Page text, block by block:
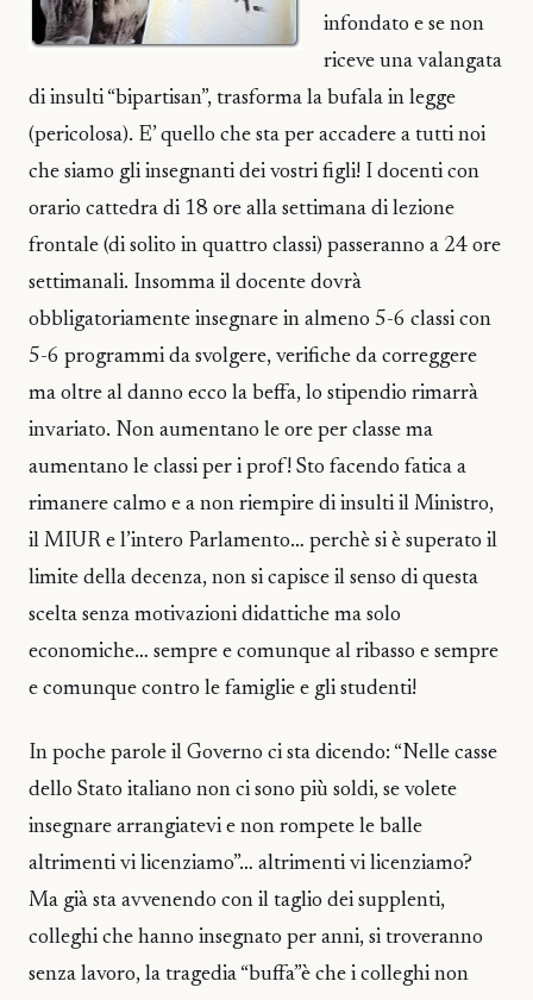
infondato e se non
riceve una valangata
di insulti “bipartisan”, trasforma la bufala in legge
(pericolosa). E’ quello che sta per accadere a tutti noi
che siamo gli insegnanti dei vostri figli! I docenti con
orario cattedra di 18 ore alla settimana di lezione
frontale (di solito in quattro classi) passeranno a 24 ore
settimanali. Insomma il docente dovrà
obbligatoriamente insegnare in almeno 5-6 classi con
5-6 programmi da svolgere, verifiche da correggere
ma oltre al danno ecco la beffa, lo stipendio rimarrà
invariato. Non aumentano le ore per classe ma
aumentano le classi per i prof! Sto facendo fatica a
rimanere calmo e a non riempire di insulti il Ministro,
il MIUR e l’intero Parlamento… perchè si è superato il
limite della decenza, non si capisce il senso di questa
scelta senza motivazioni didattiche ma solo
economiche… sempre e comunque al ribasso e sempre
e comunque contro le famiglie e gli studenti!
In poche parole il Governo ci sta dicendo: “Nelle casse
dello Stato italiano non ci sono più soldi, se volete
insegnare arrangiatevi e non rompete le balle
altrimenti vi licenziamo”… altrimenti vi licenziamo?
Ma già sta avvenendo con il taglio dei supplenti,
colleghi che hanno insegnato per anni, si troveranno
senza lavoro, la tragedia “buffa”è che i colleghi non